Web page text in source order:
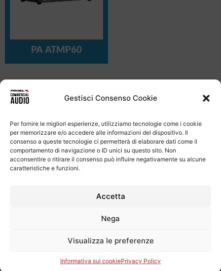
Gestisci Consenso Cookie
Per fornire le migliori esperienze, utilizziamo tecnologie come i cookie
per memorizzare e/o accedere alle informazioni del dispositivo. Il
consenso a queste tecnologie ci permetterà di elaborare dati come il
comportamento di navigazione o ID unici su questo sito. Non
acconsentire o ritirare il consenso può influire negativamente su alcune
caratteristiche e funzioni.
Accetta
Nega
Visualizza le preferenze
Informativa sui cookiePrivacy Policy
PA ATMP60
VISUALIZZA I PRODOTTI LEGACY
Codice EticoContatti
Proel S.p.A.
Via alla Ruenia 37/43, CAP 64027 Sant’Omero (TE) ITALY